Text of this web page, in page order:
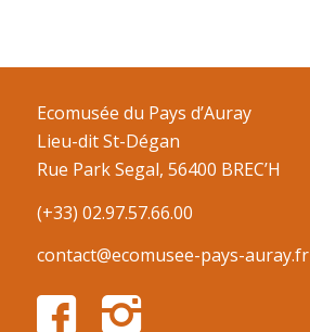
Ecomusée du Pays d’Auray
Lieu-dit St-Dégan
Rue Park Segal, 56400 BREC’H
(+33) 02.97.57.66.00
contact@ecomusee-pays-auray.fr